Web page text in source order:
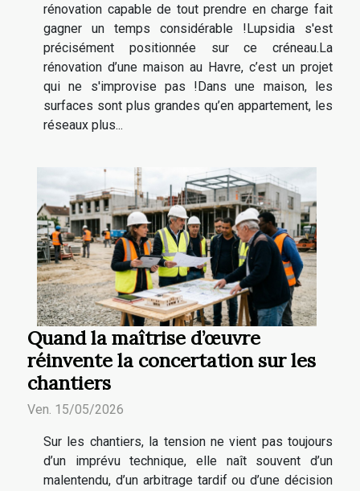
rénovation capable de tout prendre en charge fait
gagner un temps considérable !Lupsidia s'est
précisément positionnée sur ce créneau.La
rénovation d’une maison au Havre, c’est un projet
qui ne s'improvise pas !Dans une maison, les
surfaces sont plus grandes qu’en appartement, les
réseaux plus...
Quand la maîtrise d’œuvre
réinvente la concertation sur les
chantiers
Ven. 15/05/2026
Sur les chantiers, la tension ne vient pas toujours
d’un imprévu technique, elle naît souvent d’un
malentendu, d’un arbitrage tardif ou d’une décision